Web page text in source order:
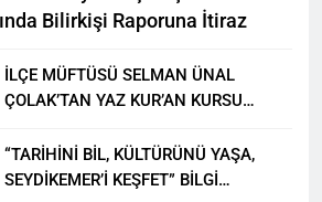
Bilirkişi Raporuna İtiraz
İLÇE MÜFTÜSÜ SELMAN ÜNAL
ÇOLAK’TAN YAZ KUR’AN KURSU
“TARİHİNİ BİL, KÜLTÜRÜNÜ YAŞA,
SEYDİKEMER’İ KEŞFET” BİLGİ